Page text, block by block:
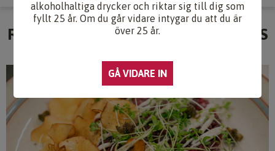
RÅBIFF MED JORDÄRTSKOCKSCHIPS
alkoholhaltiga drycker och riktar sig till dig som
fyllt 25 år. Om du går vidare intygar du att du är
över 25 år.